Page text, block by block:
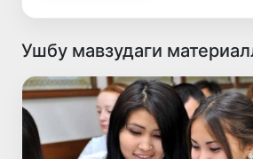
Ушбу мавзудаги